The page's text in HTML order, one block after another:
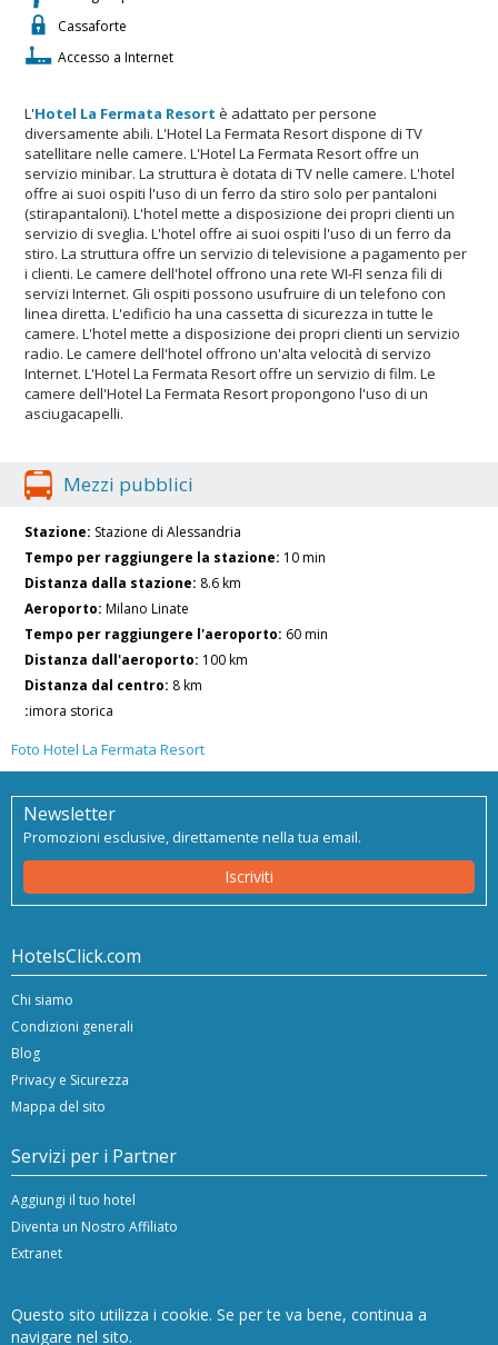
Questo sito utilizza i cookie. Se per te va bene, continua a
navigare nel sito.
Cassaforte
Accesso a Internet
L'Hotel La Fermata Resort è adattato per persone
diversamente abili. L'Hotel La Fermata Resort dispone di TV
satellitare nelle camere. L'Hotel La Fermata Resort offre un
servizio minibar. La struttura è dotata di TV nelle camere. L'hotel
offre ai suoi ospiti l'uso di un ferro da stiro solo per pantaloni
(stirapantaloni). L'hotel mette a disposizione dei propri clienti un
servizio di sveglia. L'hotel offre ai suoi ospiti l'uso di un ferro da
stiro. La struttura offre un servizio di televisione a pagamento per
i clienti. Le camere dell'hotel offrono una rete WI-FI senza fili di
servizi Internet. Gli ospiti possono usufruire di un telefono con
linea diretta. L'edificio ha una cassetta di sicurezza in tutte le
camere. L'hotel mette a disposizione dei propri clienti un servizio
radio. Le camere dell'hotel offrono un'alta velocità di servizo
Internet. L'Hotel La Fermata Resort offre un servizio di film. Le
camere dell'Hotel La Fermata Resort propongono l'uso di un
asciugacapelli.
Mezzi pubblici
Stazione: Stazione di Alessandria
Tempo per raggiungere la stazione: 10 min
Distanza dalla stazione: 8.6 km
Aeroporto: Milano Linate
Tempo per raggiungere l'aeroporto: 60 min
Distanza dall'aeroporto: 100 km
Distanza dal centro: 8 km
:imora storica
Foto Hotel La Fermata Resort
Newsletter
Promozioni esclusive, direttamente nella tua email.
Iscriviti
HotelsClick.com
Chi siamo
Condizioni generali
Blog
Privacy e Sicurezza
Mappa del sito
Servizi per i Partner
Aggiungi il tuo hotel
Diventa un Nostro Affiliato
Extranet